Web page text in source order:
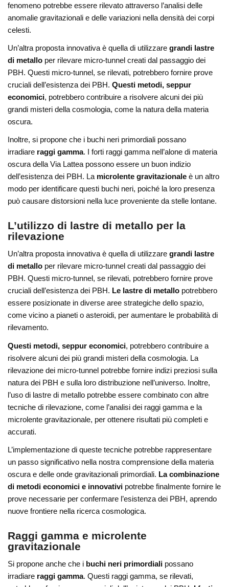
fenomeno potrebbe essere rilevato attraverso l’analisi delle
anomalie gravitazionali e delle variazioni nella densità dei corpi
celesti.
Un’altra proposta innovativa è quella di utilizzaregrandi lastre
di metallo per rilevare micro-tunnel creati dal passaggio dei
PBH. Questi micro-tunnel, se rilevati, potrebbero fornire prove
cruciali dell’esistenza dei PBH.Questi metodi, seppur
economici, potrebbero contribuire a risolvere alcuni dei più
grandi misteri della cosmologia, come la natura della materia
oscura.
Inoltre, si propone che i buchi neri primordiali possano
irradiare raggi gamma. I forti raggi gamma nell’alone di materia
oscura della Via Lattea possono essere un buon indizio
dell’esistenza dei PBH. La microlente gravitazionale è un altro
modo per identificare questi buchi neri, poiché la loro presenza
può causare distorsioni nella luce proveniente da stelle lontane.
L’utilizzo di lastre di metallo per la
rilevazione
Un’altra proposta innovativa è quella di utilizzaregrandi lastre
di metallo per rilevare micro-tunnel creati dal passaggio dei
PBH. Questi micro-tunnel, se rilevati, potrebbero fornire prove
cruciali dell’esistenza dei PBH. Le lastre di metallo potrebbero
essere posizionate in diverse aree strategiche dello spazio,
come vicino a pianeti o asteroidi, per aumentare le probabilità di
rilevamento.
Questi metodi, seppur economici, potrebbero contribuire a
risolvere alcuni dei più grandi misteri della cosmologia. La
rilevazione dei micro-tunnel potrebbe fornire indizi preziosi sulla
natura dei PBH e sulla loro distribuzione nell’universo. Inoltre,
l’uso di lastre di metallo potrebbe essere combinato con altre
tecniche di rilevazione, come l’analisi dei raggi gamma e la
microlente gravitazionale, per ottenere risultati più completi e
accurati.
L’implementazione di queste tecniche potrebbe rappresentare
un passo significativo nella nostra comprensione della materia
oscura e delle onde gravitazionali primordiali. La combinazione
di metodi economici e innovativi potrebbe finalmente fornire le
prove necessarie per confermare l’esistenza dei PBH, aprendo
nuove frontiere nella ricerca cosmologica.
Raggi gamma e microlente
gravitazionale
Si propone anche che i buchi neri primordiali possano
irradiare raggi gamma. Questi raggi gamma, se rilevati,